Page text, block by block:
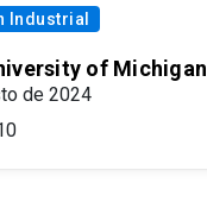
Industrial
of Michigan
de 2024